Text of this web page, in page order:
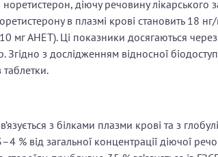
норетистерон, діючу речовину
в плазмі крові становить 18
мг АНЕТ). Ці показники досягаються
з дослідженням відносної
таблетки.
з білками плазми крові та з
% від загальної концентрації діючої